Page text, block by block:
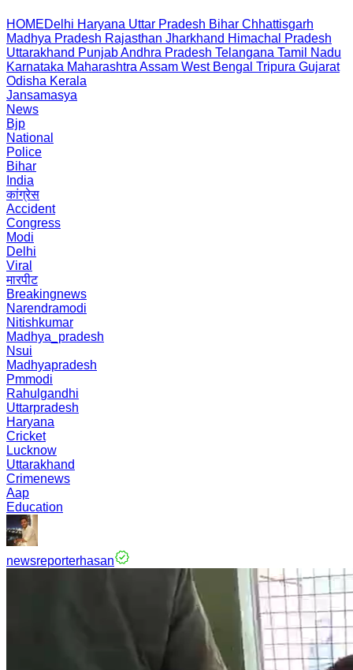
HOMEDelhi Haryana Uttar Pradesh Bihar Chhattisgarh
Madhya Pradesh Rajasthan Jharkhand Himachal Pradesh
Uttarakhand PunjabAndhra Pradesh Telangana Tamil Nadu
Karnataka Maharashtra Assam West Bengal Tripura Gujarat
Odisha Kerala
Jansamasya
News
Bjp
National
Police
Bihar
India
कांग्रेस
Accident
Congress
Modi
Delhi
Viral
मारपीट
Breakingnews
Narendramodi
Nitishkumar
Madhya_pradesh
Nsui
Madhyapradesh
Pmmodi
Rahulgandhi
Uttarpradesh
Haryana
Cricket
Lucknow
Uttarakhand
Crimenews
Aap
Education
newsreporterhasan